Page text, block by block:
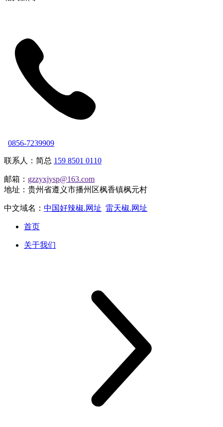
0856-7239909
联系人：简总 159 8501 0110
邮箱： gzzyxjysp@163.com
地址：贵州省遵义市播州区枫香镇枫元村
中文域名： 中国好辣椒.网址 雷天椒.网址
首页
关于我们